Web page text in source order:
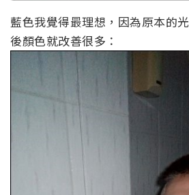
藍色我覺得最理想，因為原本的
後顏色就改善很多：